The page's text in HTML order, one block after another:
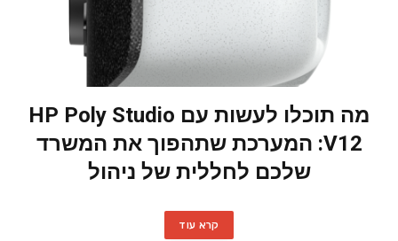
מה תוכלו לעשות עם HP Poly Studio
V12: המערכת שתהפוך את המשרד
שלכם לחללית של ניהול
קרא עוד